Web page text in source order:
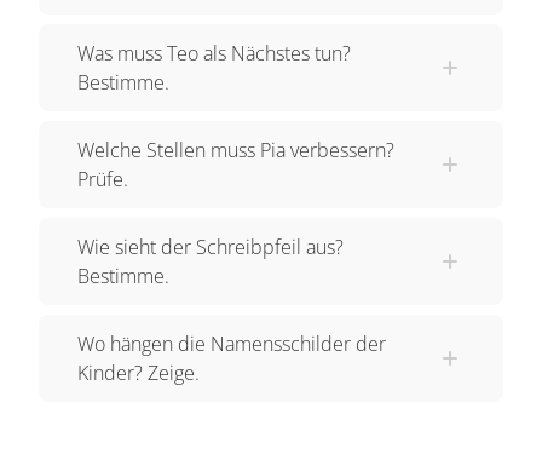
auf. Sie lautet so: Eines Tages saß Teo auf einer
grünen Wiese. Er genoss den Tag und blinzelte in
plötzlich hörte er hinter sich einen Knall. Da sah
er es, ein grünes Monster. Und es winkte ihm. Da
Pia findet das schon ziemlich gut. Sie weiß, dass
vergessen kann. Darum soll Peter sich seine
Geschichte noch einmal kurz durchlesen. Daher
Was muss Teo als Nächstes tun?
Bestimme.
Welche Stellen muss Pia verbessern?
Prüfe.
Wie sieht der Schreibpfeil aus?
Bestimme.
Wo hängen die Namensschilder der
Kinder? Zeige.